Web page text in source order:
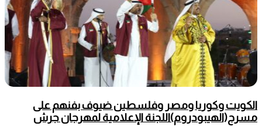
الكويت وكوريا ومصر وفلسطين ضيوف بفنهم على
مسرح(الهيبودروم)اللجنة الإعلامية لمهرجان جرش